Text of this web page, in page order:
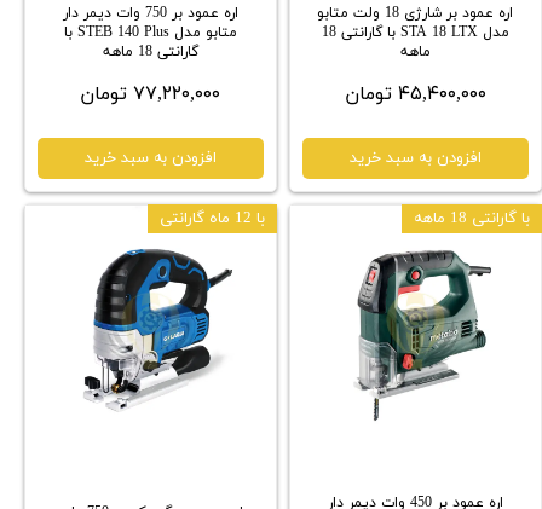
اره عمود بر شارژی 18 ولت متابو
مدل STA 18 LTX با گارانتی 18
ماهه
۴۵,۴۰۰,۰۰۰ تومان
افزودن به سبد خرید
اره عمود بر 750 وات دیمر دار
متابو مدل STEB 140 Plus با
گارانتی 18 ماهه
۷۷,۲۲۰,۰۰۰ تومان
افزودن به سبد خرید
اره عمود بر 450 وات دیمر دار
با گارانتی 18 ماهه با 12 ماه گارانتی